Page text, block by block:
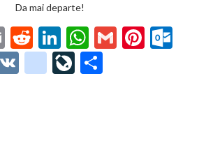
Da mai departe!
E
m
ai
R
e
d
Li
n
ke
W
h
at
G Pi
V
g
Li